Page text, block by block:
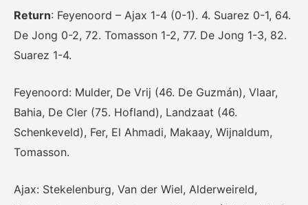
Return: Feyenoord – Ajax 1-4 (0-1). 4. Suarez 0-1, 64.
De Jong 0-2, 72. Tomasson 1-2, 77. De Jong 1-3, 82.
Suarez 1-4.
Feyenoord: Mulder, De Vrij (46. De Guzmán), Vlaar,
Bahia, De Cler (75. Hofland), Landzaat (46.
Schenkeveld), Fer, El Ahmadi, Makaay, Wijnaldum,
Tomasson.
Ajax: Stekelenburg, Van der Wiel, Alderweireld,